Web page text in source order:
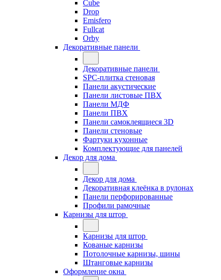
Cube
Drop
Emisfero
Fullcat
Orby
Декоративные панели
Декоративные панели
SPC-плитка стеновая
Панели акустические
Панели листовые ПВХ
Панели МДФ
Панели ПВХ
Панели самоклеящиеся 3D
Панели стеновые
Фартуки кухонные
Комплектующие для панелей
Декор для дома
Декор для дома
Декоративная клеёнка в рулонах
Панели перфорированные
Профили рамочные
Карнизы для штор
Карнизы для штор
Кованые карнизы
Потолочные карнизы, шины
Штанговые карнизы
Оформление окна